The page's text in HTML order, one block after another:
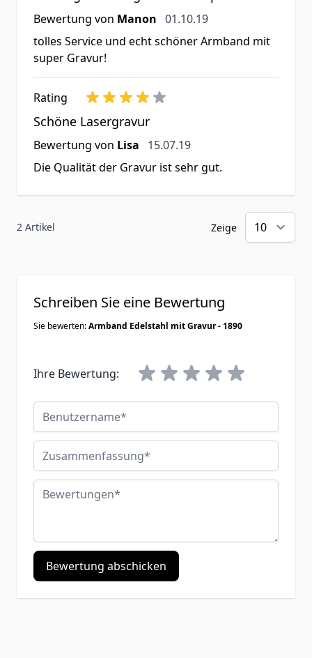
Bewertung von Manon 1. Oktober 2019
01.10.19
tolles Service und echt schöner Armband mit
super Gravur!
Rating
Schöne Lasergravur
Bewertung von Lisa 15. Juli 2019
15.07.19
Die Qualität der Gravur ist sehr gut.
2 Artikel Zeige
Schreiben Sie eine Bewertung
Sie bewerten:Armband Edelstahl mit Gravur - 1890
Ihre Bewertung:
Benutzername
Zusammenfassung
Bewertungen
Bewertung abschicken